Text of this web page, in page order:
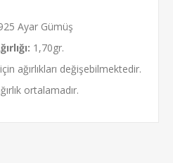
Ayar Gümüş
1,70gr.
ağırlıkları değişebilmektedir.
ortalamadır.